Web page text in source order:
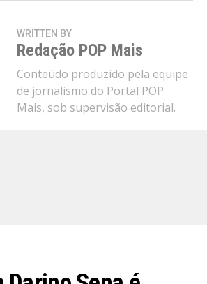
WRITTEN BY
Redação POP Mais
Conteúdo produzido pela equipe
de jornalismo do Portal POP
Mais, sob supervisão editorial.